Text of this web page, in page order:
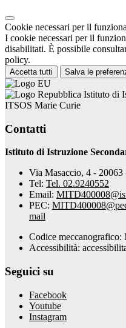
Cookie necessari per il
I cookie necessari per il
disabilitati. È possibile
policy.
Accetta tutti Salva le
Istituto di
ITSOS Marie Curie
Contatti
Istituto di Istruzione
Via Masaccio, 4 -
Tel: Tel. 02.9240552
Email:
PEC:
mail
Codice
Accessibilità:
Seguici su
Facebook
Youtube
Instagram